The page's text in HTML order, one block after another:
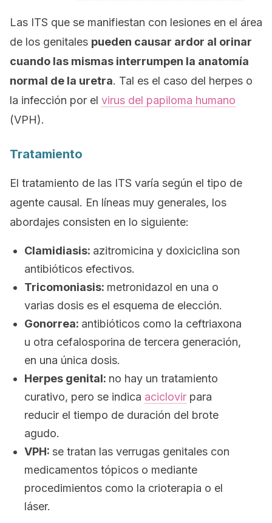
Las ITS que se manifiestan con lesiones en el área
de los genitales pueden causar ardor al orinar
cuando las mismas interrumpen la anatomía
normal de la uretra. Tal es el caso del herpes o
la infección por el virus del papiloma humano
(VPH).
Tratamiento
El tratamiento de las ITS varía según el tipo de
agente causal. En líneas muy generales, los
abordajes consisten en lo siguiente:
Clamidiasis: azitromicina y doxiciclina son
antibióticos efectivos.
Tricomoniasis: metronidazol en una o
varias dosis es el esquema de elección.
Gonorrea: antibióticos como la ceftriaxona
u otra cefalosporina de tercera generación,
en una única dosis.
Herpes genital: no hay un tratamiento
curativo, pero se indica aciclovir para
reducir el tiempo de duración del brote
agudo.
VPH: se tratan las verrugas genitales con
medicamentos tópicos o mediante
procedimientos como la crioterapia o el
láser.